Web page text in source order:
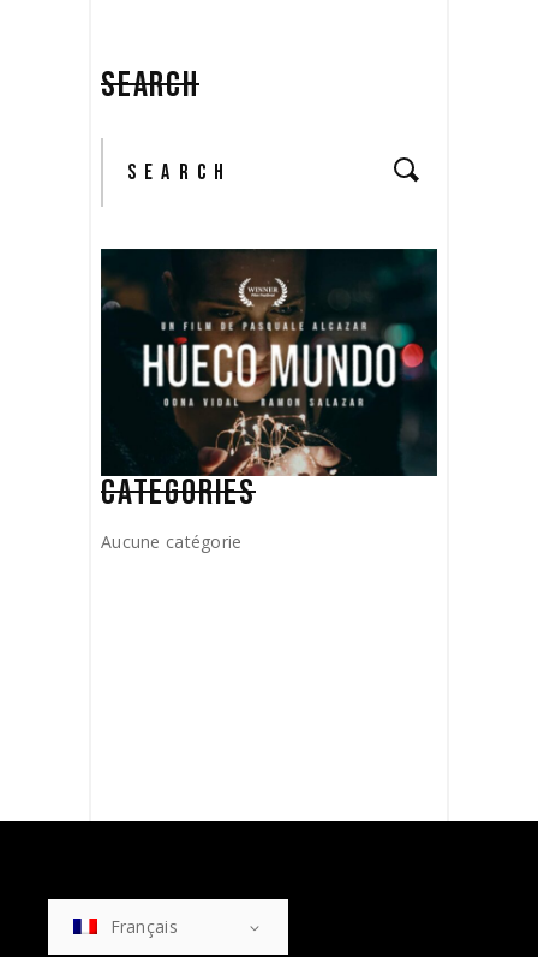
SEARCH
CATEGORIES
Aucune catégorie
Français